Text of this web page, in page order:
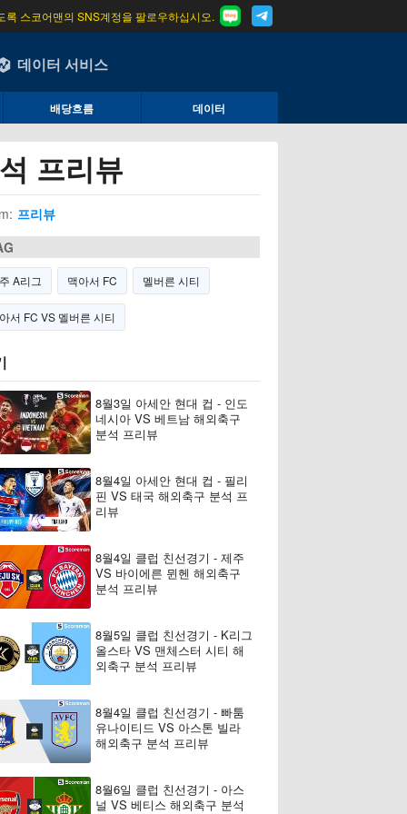
록 스코어맨의 SNS계정을 팔로우하십시오.
데이터 서비스
배당흐름 데이터
프리뷰
프리뷰
A리그 맥아서 FC 멜버른 시티
서 FC VS 멜버른 시티
8월3일 아세안 현대 컵 - 인도
네시아 VS 베트남 해외축구
분석 프리뷰
8월4일 아세안 현대 컵 - 필리
핀 VS 태국 해외축구 분석 프
리뷰
8월4일 클럽 친선경기 - 제주
VS 바이에른 뮌헨 해외축구
분석 프리뷰
8월5일 클럽 친선경기 - K리그
올스타 VS 맨체스터 시티 해
외축구 분석 프리뷰
8월4일 클럽 친선경기 - 빠툼
유나이티드 VS 아스톤 빌라
해외축구 분석 프리뷰
8월6일 클럽 친선경기 - 아스
널 VS 베티스 해외축구 분석